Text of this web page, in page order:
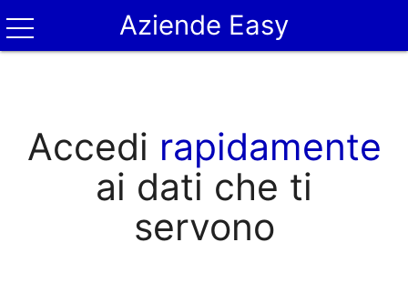
Aziende Easy
Accedi rapidamente
ai dati che ti
servono